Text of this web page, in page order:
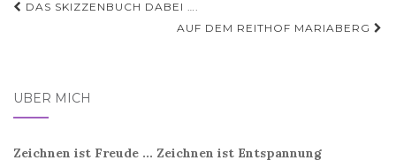
Beitragsnavigation
DAS SKIZZENBUCH DABEI ….
AUF DEM REITHOF MARIABERG
ÜBER MICH
Zeichnen ist Freude ... Zeichnen ist Entspannung